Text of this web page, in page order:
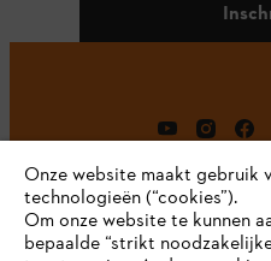
Onze website maakt gebruik
technologieën (“cookies”).
Om onze website te kunnen
bepaalde “strikt